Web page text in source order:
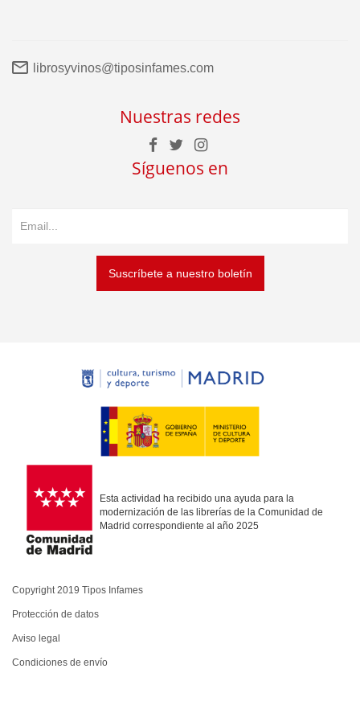
librosyvinos@tiposinfames.com
Nuestras redes
Síguenos en
Suscríbete a nuestro boletín
Esta actividad ha recibido una ayuda para la
modernización de las librerías de la Comunidad de
Madrid correspondiente al año 2025
Copyright 2019 Tipos Infames
Protección de datos
Aviso legal
Condiciones de envío